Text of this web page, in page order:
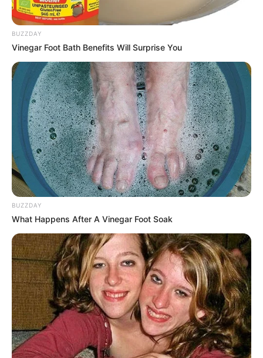
These Wedding Dance Moves Broke The Internet
BRAINBERRIES
Sex Can Last 3 Hours Without Viagra, Try This
Recipe!
BOOSTARO
BUZZDAY
Vinegar Foot Bath Benefits Will Surprise You
BUZZDAY
What Happens After A Vinegar Foot Soak